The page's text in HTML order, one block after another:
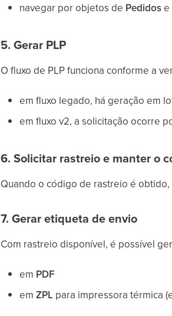
navegar por objetos de Pedidose
5. Gerar PLP
O fluxo de PLP funciona conforme a
em fluxo legado, há geração em
em fluxo v2, a solicitação ocorre
6. Solicitar rastreio e manter o
Quando o código de rastreio é
7. Gerar etiqueta de envio
Com rastreio disponível, é possível
em PDF
em ZPLpara impressora térmica